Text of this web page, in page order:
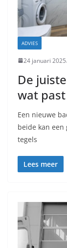
ADVIES
24 januari 2025
De
wat
Een nieuwe
beide kan een
tegels
Lees meer